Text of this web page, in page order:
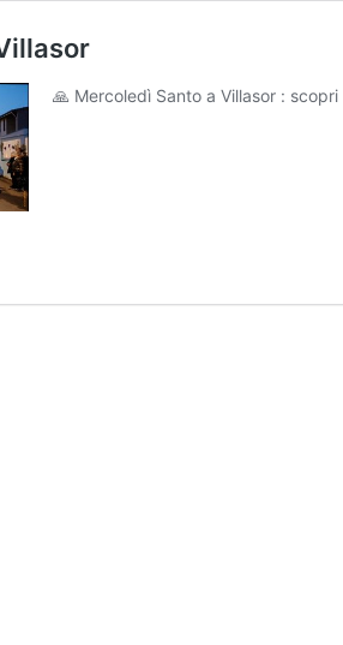
🙏 Mercoledì Santo a Villasor :